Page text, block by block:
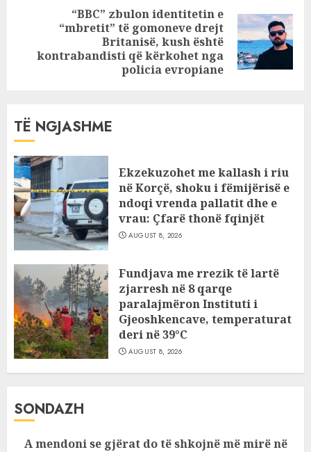
post:
“BBC” zbulon identitetin e
“mbretit” të gomoneve drejt
Britanisë, kush është
kontrabandisti që kërkohet nga
policia evropiane
TË NGJASHME
Ekzekuzohet me kallash i riu
në Korçë, shoku i fëmijërisë e
ndoqi vrenda pallatit dhe e
vrau: Çfarë thonë fqinjët
AUGUST 8, 2026
Fundjava me rrezik të lartë
zjarresh në 8 qarqe
paralajmëron Instituti i
Gjeoshkencave, temperaturat
deri në 39°C
AUGUST 8, 2026
SONDAZH
A mendoni se gjërat do të shkojnë më mirë në